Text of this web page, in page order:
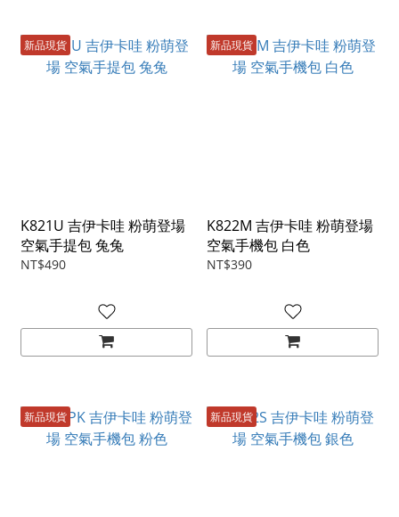
新品現貨
K821U 吉伊卡哇 粉萌登場
空氣手提包 兔兔
NT$490
新品現貨
K822M 吉伊卡哇 粉萌登場
空氣手機包 白色
NT$390
新品現貨 新品現貨